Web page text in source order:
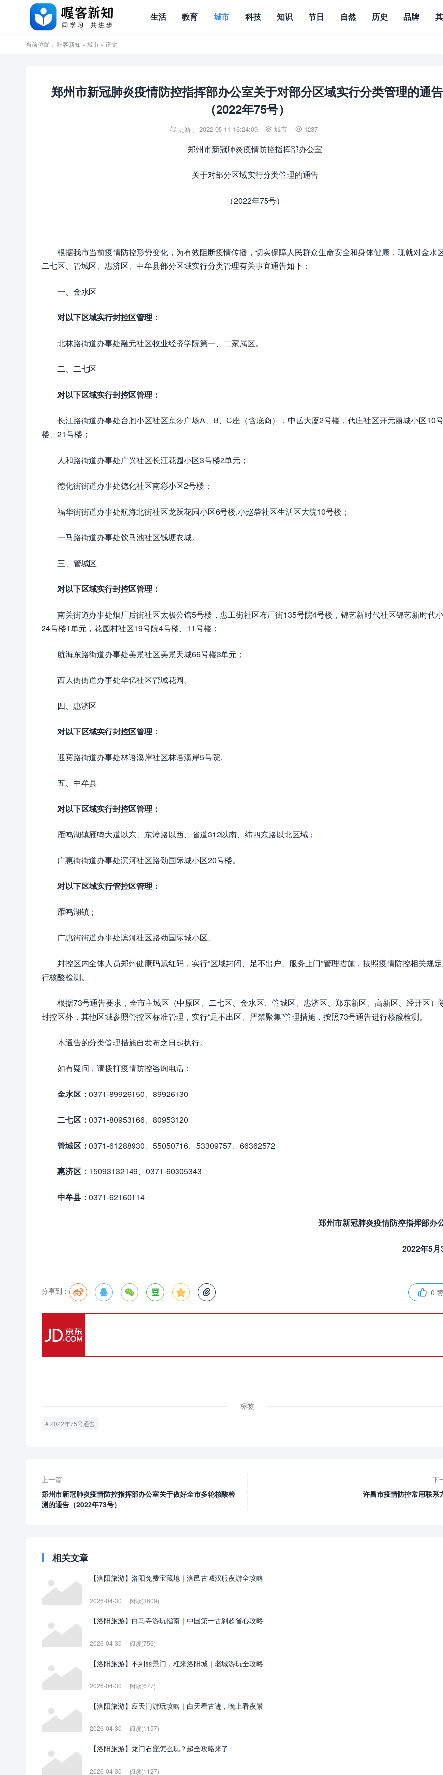
生活 教育 城市 科技 知识 节日 自然 历史 品牌
当前位置： 喔客新知 » 城市 » 正文
郑州市新冠肺炎疫情防控指挥部办公室关于对部分区域实行分类管理的通告
（2022年75号）
 更新于 2022-05-11 16:24:09  城市  1237
郑州市新冠肺炎疫情防控指挥部办公室
关于对部分区域实行分类管理的通告
（2022年75号）
根据我市当前疫情防控形势变化，为有效阻断疫情传播，切实保障人民群众生命安全和身体健康，现就对金水
二七区、管城区、惠济区、中牟县部分区域实行分类管理有关事宜通告如下：
一、金水区
对以下区域实行封控区管理：
北林路街道办事处融元社区牧业经济学院第一、二家属区。
二、二七区
对以下区域实行封控区管理：
长江路街道办事处台胞小区社区京莎广场A、B、C座（含底商），中岳大厦2号楼，代庄社区开元丽城小区10号
楼、21号楼；
人和路街道办事处广兴社区长江花园小区3号楼2单元；
德化街街道办事处德化社区南彩小区2号楼；
福华街街道办事处航海北街社区龙跃花园小区6号楼,小赵砦社区生活区大院10号楼；
一马路街道办事处饮马池社区钱塘衣城。
三、管城区
对以下区域实行封控区管理：
南关街道办事处烟厂后街社区太极公馆5号楼，惠工街社区布厂街135号院4号楼，锦艺新时代社区锦艺新时代
24号楼1单元，花园村社区19号院4号楼、11号楼；
航海东路街道办事处美景社区美景天城66号楼3单元；
西大街街道办事处华亿社区管城花园。
四、惠济区
对以下区域实行封控区管理：
迎宾路街道办事处林语溪岸社区林语溪岸5号院。
五、中牟县
对以下区域实行封控区管理：
雁鸣湖镇雁鸣大道以东、东漳路以西、省道312以南、纬四东路以北区域；
广惠街街道办事处滨河社区路劲国际城小区20号楼。
对以下区域实行管控区管理：
雁鸣湖镇；
广惠街街道办事处滨河社区路劲国际城小区。
封控区内全体人员郑州健康码赋红码，实行“区域封闭、足不出户、服务上门”管理措施，按照疫情防控相关规
行核酸检测。
根据73号通告要求，全市主城区（中原区、二七区、金水区、管城区、惠济区、郑东新区、高新区、经开区）
封控区外，其他区域参照管控区标准管理，实行“足不出区、严禁聚集”管理措施，按照73号通告进行核酸检测。
本通告的分类管理措施自发布之日起执行。
如有疑问，请拨打疫情防控咨询电话：
金水区： 0371-89926150、89926130
二七区： 0371-80953166、80953120
管城区： 0371-61288930、55050716、53309757、66362572
惠济区： 15093132149、0371-60305343
中牟县： 0371-62160114
郑州市新冠肺炎疫情防控指挥部办
2022年5月
分享到：        0 赞
标签
2022年75号通告
上一篇
郑州市新冠肺炎疫情防控指挥部办公室​关于做好全市多轮核酸检
测的通告（2022年73号）
下
许昌市疫情防控常用联系
相关文章
【洛阳旅游】洛阳免费宝藏地｜洛邑古城汉服夜游全攻略
2026-04-30 阅读(3609)
【洛阳旅游】白马寺游玩指南｜中国第一古刹超省心攻略
2026-04-30 阅读(756)
【洛阳旅游】不到丽景门，枉来洛阳城｜老城游玩全攻略
2026-04-30 阅读(677)
【洛阳旅游】应天门游玩攻略｜白天看古迹，晚上看夜景
2026-04-30 阅读(1157)
【洛阳旅游】龙门石窟怎么玩？超全攻略来了
2026-04-30 阅读(1127)